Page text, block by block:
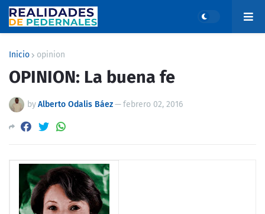
Inicio opinion
OPINION: La buena fe
byAlberto Odalis Báez—febrero 02, 2016